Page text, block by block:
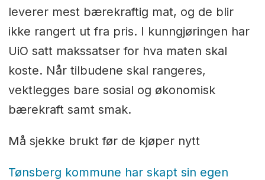
leverer mest bærekraftig mat, og de blir
ikke rangert ut fra pris. I kunngjøringen har
UiO satt makssatser for hva maten skal
koste. Når tilbudene skal rangeres,
vektlegges bare sosial og økonomisk
bærekraft samt smak.
Må sjekke brukt før de kjøper nytt
Tønsberg kommune har skapt sin egen